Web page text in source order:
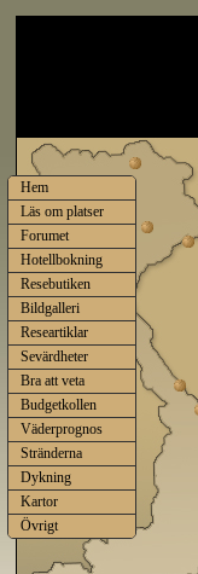
Hem
Läs om platser
Forumet
Hotellbokning
Resebutiken
Bildgalleri
Researtiklar
Sevärdheter
Bra att veta
Budgetkollen
Väderprognos
Stränderna
Dykning
Kartor
Övrigt